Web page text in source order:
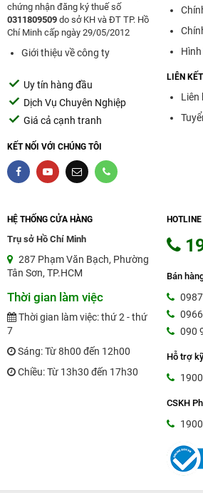
chứng nhận đăng ký thuế số
0311809509 do sở KH và ĐT TP. Hồ
Chí Minh cấp ngày 29/05/2012
Giới thiệu về công ty
Uy tín hàng đầu
Dịch Vụ Chuyên Nghiệp
Giá cả cạnh tranh
KẾT NỐI VỚI CHÚNG TÔI
LIÊN
Liên
HỆ THỐNG CỬA HÀNG
Trụ sở Hồ Chí Minh
287 Phạm Văn Bạch, Phường
Tân Sơn, TP.HCM
Thời gian làm việc
Thời gian làm việc: thứ 2 - thứ
7
Sáng: Từ 8h00 đến 12h00
Chiều: Từ 13h30 đến 17h30
Bán
090
Hỗ trợ
CSKH